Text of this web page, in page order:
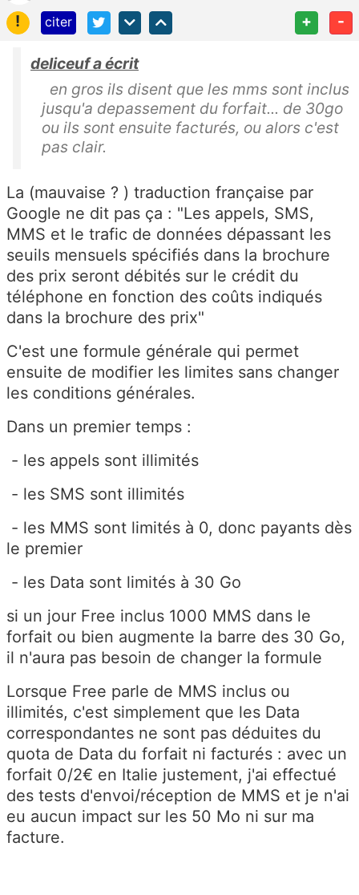
!
citer + -
deliceuf a écrit
en gros ils disent que les mms sont inclus
jusqu'a depassement du forfait... de 30go
ou ils sont ensuite facturés, ou alors c'est
pas clair.
La (mauvaise ? ) traduction française par
Google ne dit pas ça : "Les appels, SMS,
MMS et le trafic de données dépassant les
seuils mensuels spécifiés dans la brochure
des prix seront débités sur le crédit du
téléphone en fonction des coûts indiqués
dans la brochure des prix"
C'est une formule générale qui permet
ensuite de modifier les limites sans changer
les conditions générales.
Dans un premier temps :
- les appels sont illimités
- les SMS sont illimités
- les MMS sont limités à 0, donc payants dès
le premier
- les Data sont limités à 30 Go
si un jour Free inclus 1000 MMS dans le
forfait ou bien augmente la barre des 30 Go,
il n'aura pas besoin de changer la formule
Lorsque Free parle de MMS inclus ou
illimités, c'est simplement que les Data
correspondantes ne sont pas déduites du
quota de Data du forfait ni facturés : avec un
forfait 0/2€ en Italie justement, j'ai effectué
des tests d'envoi/réception de MMS et je n'ai
eu aucun impact sur les 50 Mo ni sur ma
facture.